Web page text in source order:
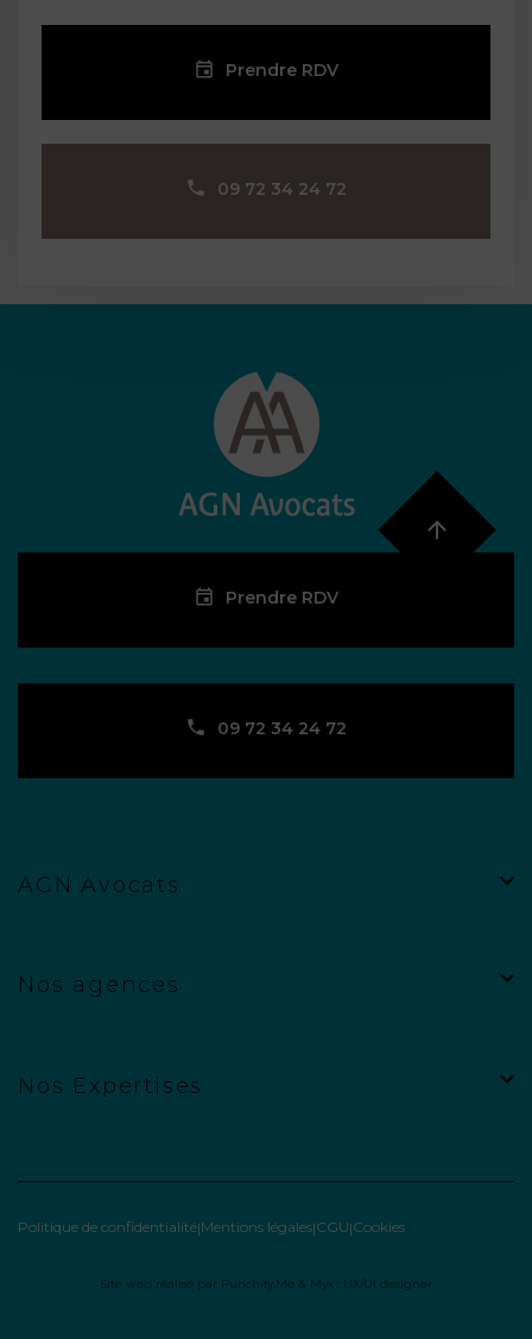
Prendre RDV
09 72 34 24 72
Prendre RDV
09 72 34 24 72
AGN Avocats
Nos agences
Nos Expertises
Politique de confidentialité Mentions légales CGU Cookies
Site web réalisé par Punchify.Me & Myx : UX/UI designer